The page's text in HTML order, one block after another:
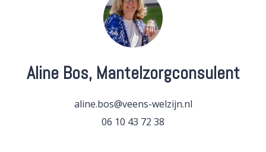
Aline Bos, Mantelzorgconsulent
aline.bos@veens-welzijn.nl
06 10 43 72 38